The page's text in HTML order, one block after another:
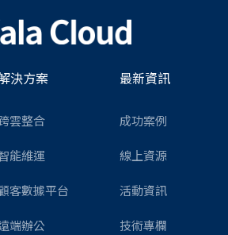
決方案
雲整合
能維運
客數據平台
端辦公
最新資訊
成功案例
線上資源
活動資訊
技術專欄